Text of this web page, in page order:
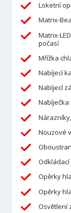
Loketní
Matrix-
Matrix-
počasí
Mřížka
Nabíjecí
Nabíjecí
Nabíječka
Nouzové
Opěrky
Opěrky
Osvětlení